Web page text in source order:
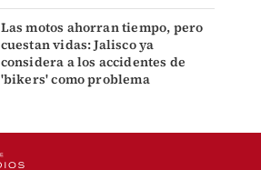
Las motos ahorran tiempo, pero
cuestan vidas: Jalisco ya
considera a los accidentes de
'bikers' como problema